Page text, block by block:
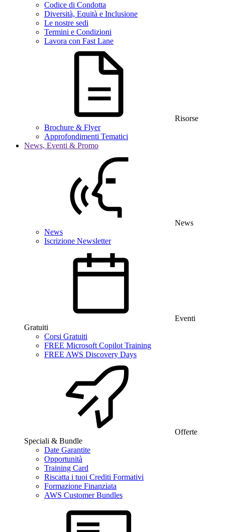
Codice di Condotta
Diversità, Equità e Inclusione
Le nostre sedi
Termini e Condizioni
Lavora con Fast Lane
Risorse
Brochure & Flyer
Approfondimenti Tematici
News, Eventi & Promo
News
News
Iscrizione Newsletter
Eventi
Gratuiti
Corsi Gratuiti
FREE Microsoft Copilot Training
FREE AWS Discovery Days
Offerte
Speciali & Bundle
Date Garantite
Opportunità
Training Card
Riscatta i tuoi Crediti Formativi
Formazione Finanziata
AWS Customer Bundles